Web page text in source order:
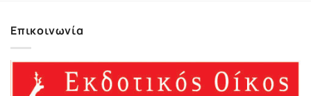
Επικοινωνία